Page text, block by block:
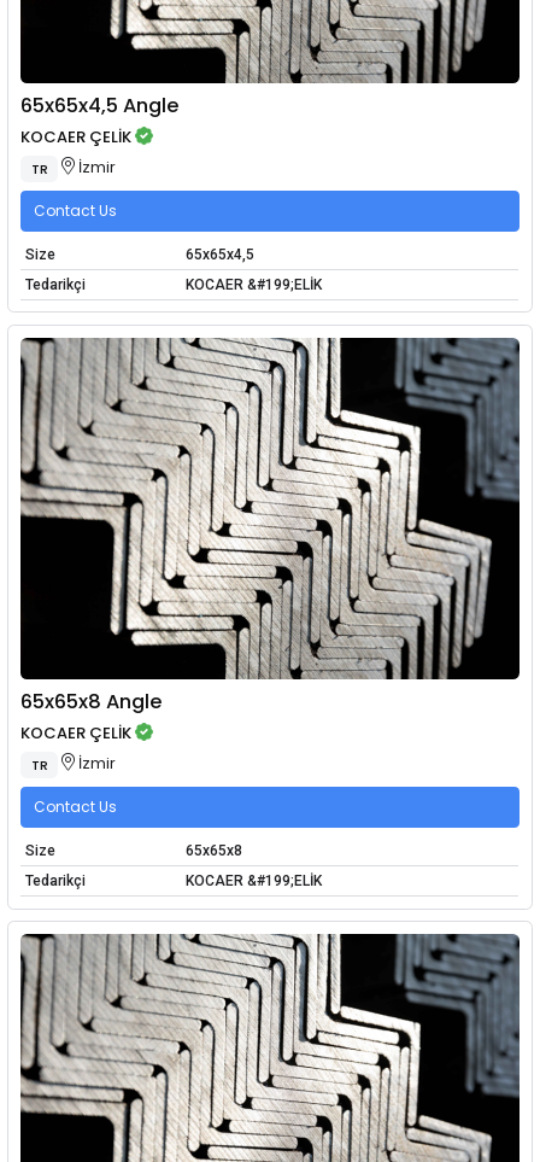
65x65x4,5 Angle
KOCAER ÇELİK
TR İzmir
Contact Us
Size
65x65x4,5
Tedarikçi
KOCAER &#199;ELİK
65x65x8 Angle
KOCAER ÇELİK
TR İzmir
Contact Us
Size
65x65x8
Tedarikçi
KOCAER &#199;ELİK